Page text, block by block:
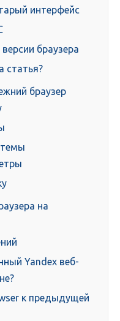
интерфейс
браузера
статья?
браузер
на
Yandex веб-
к предыдущей